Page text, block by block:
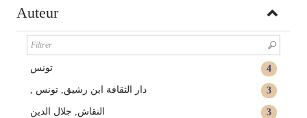
Auteur
4 تونس
3 , دار الثقافة ابن رشيق, تونس
3 النقاش, جلال الدين